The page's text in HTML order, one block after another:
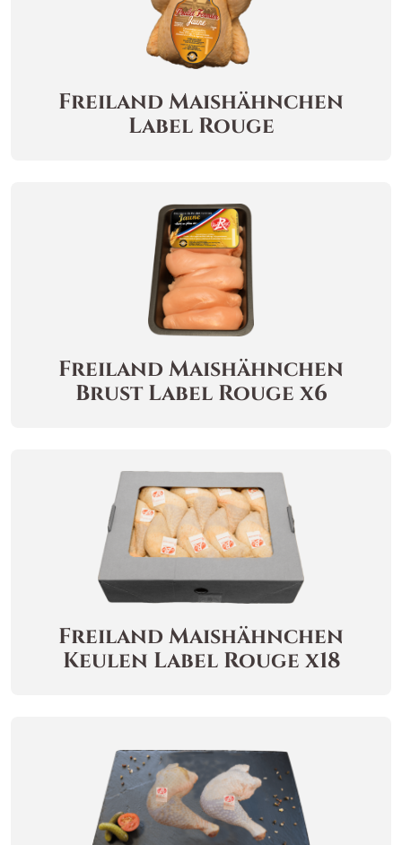
Freiland Maishähnchen
Label Rouge
Freiland Maishähnchen
Brust Label Rouge x6
Freiland Maishähnchen
Keulen Label Rouge x18